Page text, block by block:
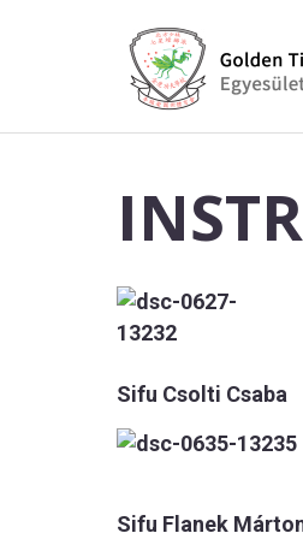
Sifu Csolti Csaba
Sifu Flanek